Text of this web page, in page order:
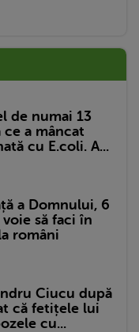
de numai 13
a mâncat
cu E.coli. A...
a Domnului, 6
să faci în
români
Ciucu după
că fetițele lui
cu...